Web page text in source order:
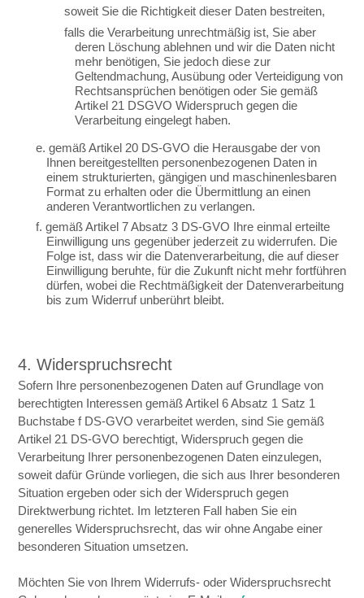
soweit Sie die Richtigkeit dieser Daten bestreiten,
falls die Verarbeitung unrechtmäßig ist, Sie aber
deren Löschung ablehnen und wir die Daten nicht
mehr benötigen, Sie jedoch diese zur
Geltendmachung, Ausübung oder Verteidigung von
Rechtsansprüchen benötigen oder Sie gemäß
Artikel 21 DSGVO Widerspruch gegen die
Verarbeitung eingelegt haben.
e. gemäß Artikel 20 DS-GVO die Herausgabe der von
Ihnen bereitgestellten personenbezogenen Daten in
einem strukturierten, gängigen und maschinenlesbaren
Format zu erhalten oder die Übermittlung an einen
anderen Verantwortlichen zu verlangen.
f. gemäß Artikel 7 Absatz 3 DS-GVO Ihre einmal erteilte
Einwilligung uns gegenüber jederzeit zu widerrufen. Die
Folge ist, dass wir die Datenverarbeitung, die auf dieser
Einwilligung beruhte, für die Zukunft nicht mehr fortführen
dürfen, wobei die Rechtmäßigkeit der Datenverarbeitung
bis zum Widerruf unberührt bleibt.
4. Widerspruchsrecht
Sofern Ihre personenbezogenen Daten auf Grundlage von
berechtigten Interessen gemäß Artikel 6 Absatz 1 Satz 1
Buchstabe f DS-GVO verarbeitet werden, sind Sie gemäß
Artikel 21 DS-GVO berechtigt, Widerspruch gegen die
Verarbeitung Ihrer personenbezogenen Daten einzulegen,
soweit dafür Gründe vorliegen, die sich aus Ihrer besonderen
Situation ergeben oder sich der Widerspruch gegen
Direktwerbung richtet. Im letzteren Fall haben Sie ein
generelles Widerspruchsrecht, das wir ohne Angabe einer
besonderen Situation umsetzen.
Möchten Sie von Ihrem Widerrufs- oder Widerspruchsrecht